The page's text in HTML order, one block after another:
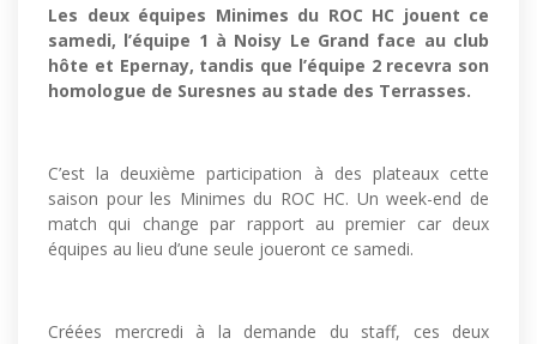
Les deux équipes Minimes du ROC HC jouent ce
samedi, l’équipe 1 à Noisy Le Grand face au club
hôte et Epernay, tandis que l’équipe 2 recevra son
homologue de Suresnes au stade des Terrasses.
C’est la deuxième participation à des plateaux cette
saison pour les Minimes du ROC HC. Un week-end de
match qui change par rapport au premier car deux
équipes au lieu d’une seule joueront ce samedi.
Créées mercredi à la demande du staff, ces deux